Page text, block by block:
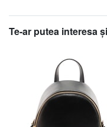
Te-ar putea interesa